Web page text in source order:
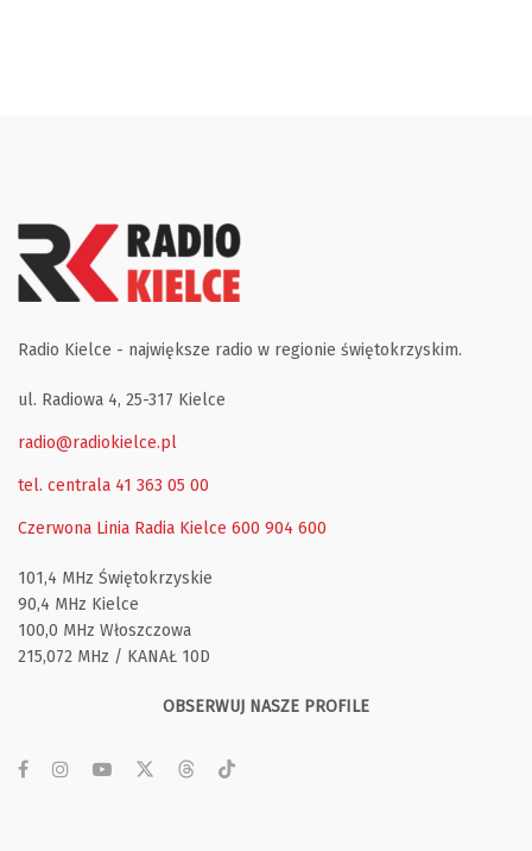
Radio Kielce - największe radio w regionie świętokrzyskim.
ul. Radiowa 4, 25-317 Kielce
radio@radiokielce.pl
tel. centrala 41 363 05 00
Czerwona Linia Radia Kielce 600 904 600
101,4 MHz Świętokrzyskie
90,4 MHz Kielce
100,0 MHz Włoszczowa
215,072 MHz / KANAŁ 10D
OBSERWUJ NASZE PROFILE